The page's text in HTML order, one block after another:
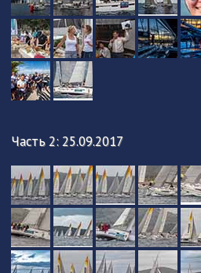
Часть 2: 25.09.2017